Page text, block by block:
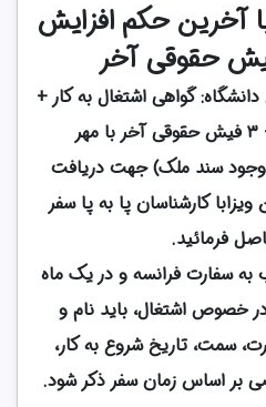
آخرین حکم افزایش
گواهی اشتغال به کار +
سند ملک) جهت دریافت
کارشناسان پا به پا سفر
فرمائید.
به سفارت فرانسه و در یک ماه
خصوص اشتغال، باید نام و
سمت، تاریخ شروع به کار،
بر اساس زمان سفر ذکر شود.